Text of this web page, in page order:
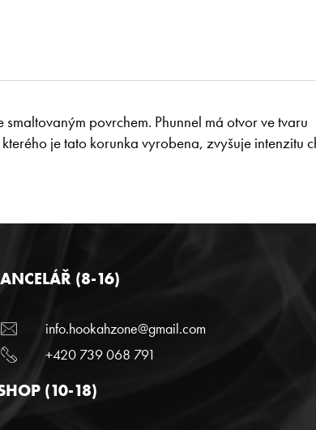
povrchem. Phunnel má otvor ve tvaru
je tato korunka vyrobena, zvyšuje intenzitu
(8-16)
info.hookahzone@gmail.com
+420 739 068 791
(10-18)